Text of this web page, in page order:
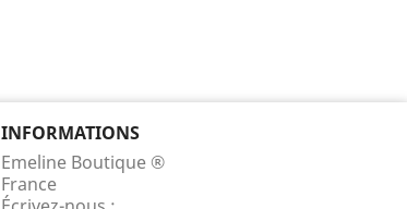
INFORMATIONS
Emeline Boutique ®
France